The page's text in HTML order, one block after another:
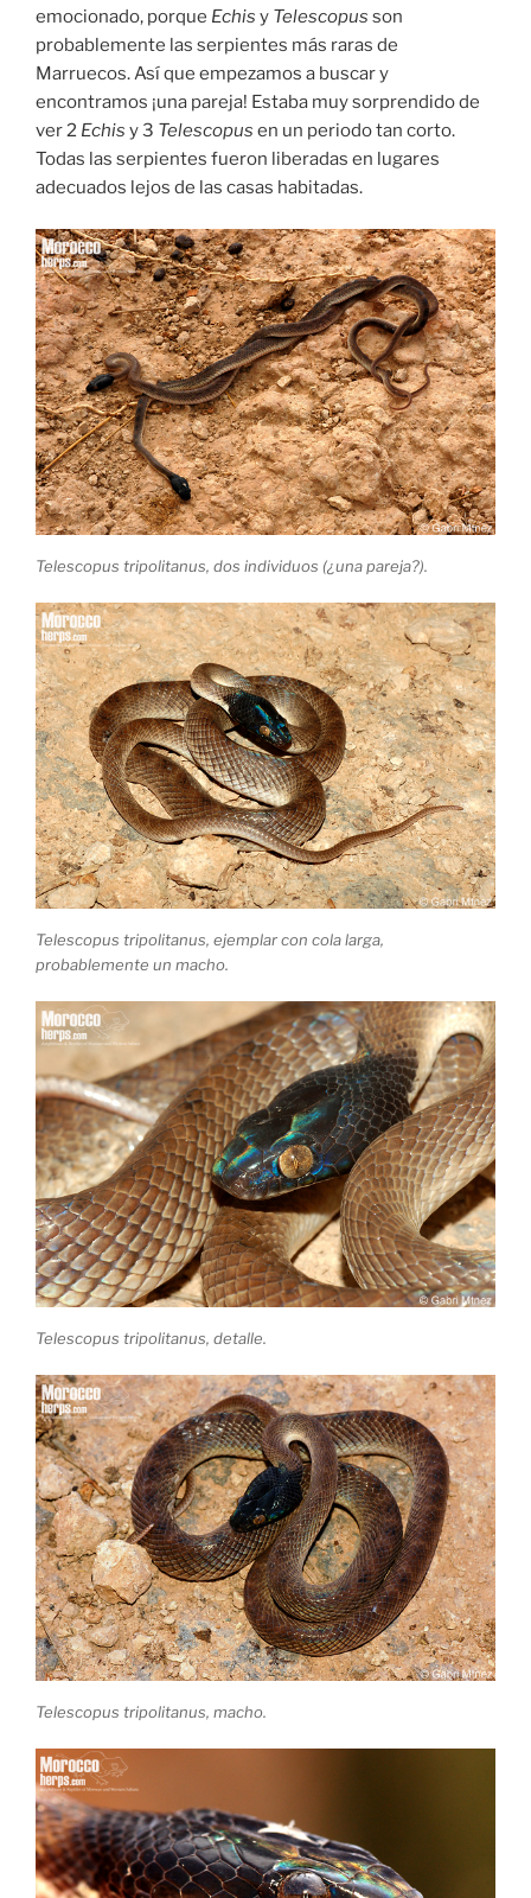
emocionado, porque Echis y Telescopus son
probablemente las serpientes más raras de
Marruecos. Así que empezamos a buscar y
encontramos ¡una pareja! Estaba muy sorprendido de
ver 2 Echis y 3 Telescopus en un periodo tan corto.
Todas las serpientes fueron liberadas en lugares
adecuados lejos de las casas habitadas.
Telescopus tripolitanus, dos individuos (¿una pareja?).
Telescopus tripolitanus, ejemplar con cola larga,
probablemente un macho.
Telescopus tripolitanus, detalle.
Telescopus tripolitanus, macho.